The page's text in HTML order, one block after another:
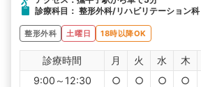
診療科目： 整形外科/リハビリテーション科
整形外科 土曜日 18時以降OK
診療時間 月 火 水 木
9:00～12:30
○ ○ ○ ○